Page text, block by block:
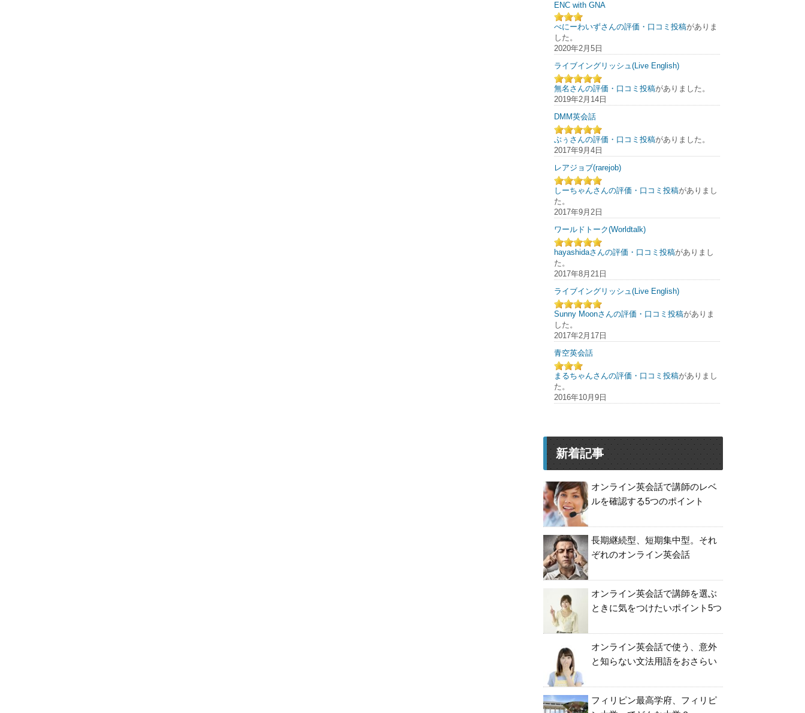
ENC with GNA
べにーわいずさんの評価・口コミ投稿がありま
した。
2020年2月5日
ライブイングリッシュ(Live English)
無名さんの評価・口コミ投稿がありました。
2019年2月14日
DMM英会話
ぶぅさんの評価・口コミ投稿がありました。
2017年9月4日
レアジョブ(rarejob)
しーちゃんさんの評価・口コミ投稿がありまし
た。
2017年9月2日
ワールドトーク(Worldtalk)
hayashidaさんの評価・口コミ投稿がありまし
た。
2017年8月21日
ライブイングリッシュ(Live English)
Sunny Moonさんの評価・口コミ投稿がありま
した。
2017年2月17日
青空英会話
まるちゃんさんの評価・口コミ投稿がありまし
た。
2016年10月9日
新着記事
オンライン英会話で講師のレベ
ルを確認する5つのポイント
長期継続型、短期集中型。それ
ぞれのオンライン英会話
オンライン英会話で講師を選ぶ
ときに気をつけたいポイント5つ
オンライン英会話で使う、意外
と知らない文法用語をおさらい
フィリピン最高学府、フィリピ